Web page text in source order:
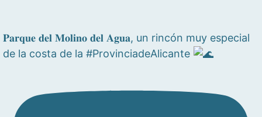
𝐏𝐚𝐫𝐪𝐮𝐞 𝐝𝐞𝐥 𝐌𝐨𝐥𝐢𝐧𝐨 𝐝𝐞𝐥 𝐀𝐠𝐮𝐚, un rincón muy especial
de la costa de la #ProvinciadeAlicante